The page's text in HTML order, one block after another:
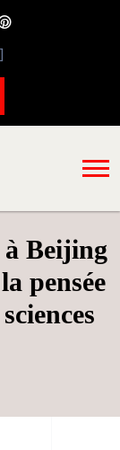
Beijing
pensée